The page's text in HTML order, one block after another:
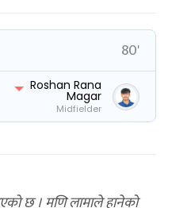
80'
Roshan Rana
Magar
Midfielder